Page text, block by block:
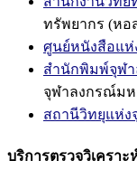
ทรัพยากร (หอ
ศูนย์หนังสือแห่
สำนักพิมพ์จุฬ
จุฬาลงกรณ์มห
สถานีวิทยุแห่ง
บริการตรวจวิเครา